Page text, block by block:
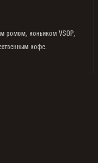
ромом, коньяком VSOP,
кофе.